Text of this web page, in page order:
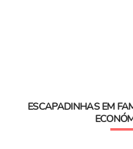
ESCAPADINHAS EM